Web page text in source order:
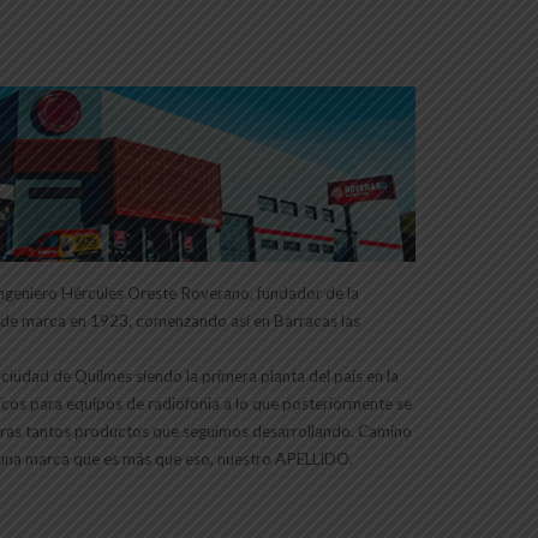
Hércules Oreste Roverano, fundador de la
marca en 1923, comenzando así en Barracas las
de Quilmes siendo la primera planta del país en la
para equipos de radiofonía a lo que posteriormente se
tantos productos que seguimos desarrollando. Camino
marca que es más que eso, nuestro APELLIDO.